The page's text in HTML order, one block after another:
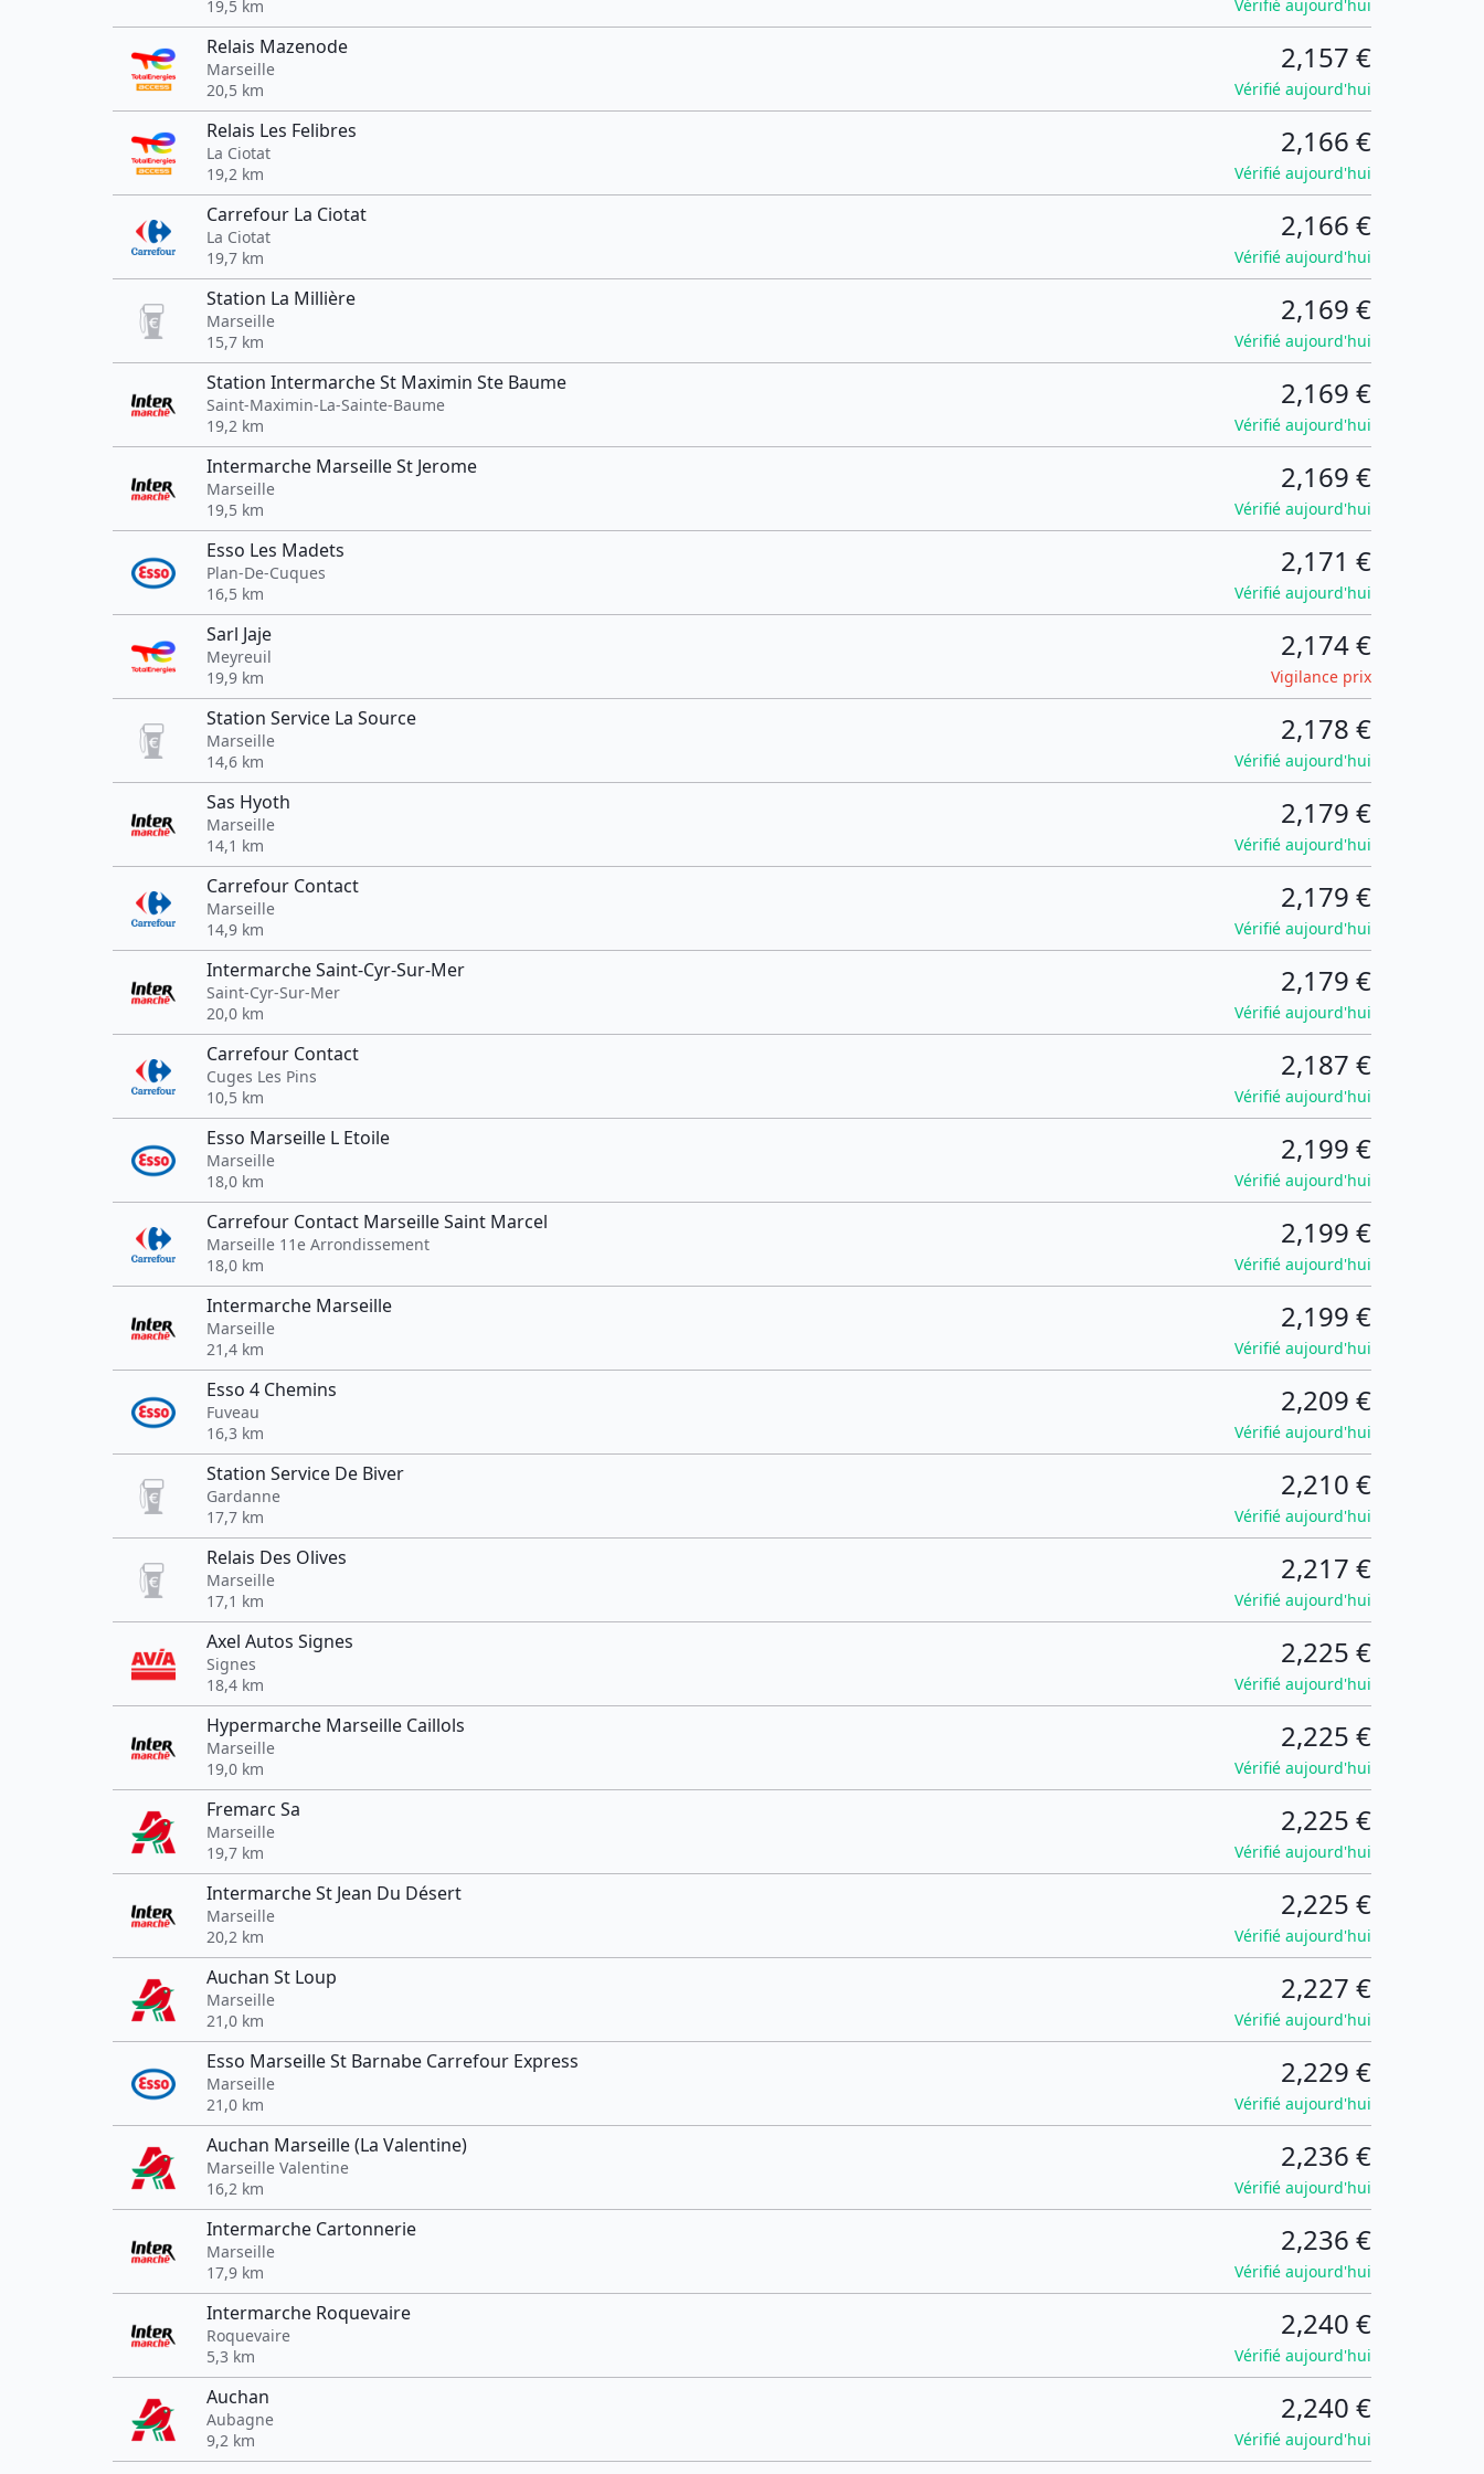
19,5 km Vérifié aujourd'hui
Relais Mazenode
Marseille
20,5 km
2,157 €
Vérifié aujourd'hui
Relais Les Felibres
La Ciotat
19,2 km
2,166 €
Vérifié aujourd'hui
Carrefour La Ciotat
La Ciotat
19,7 km
2,166 €
Vérifié aujourd'hui
Station La Millière
Marseille
15,7 km
2,169 €
Vérifié aujourd'hui
Station Intermarche St Maximin Ste Baume
Saint-Maximin-La-Sainte-Baume
19,2 km
2,169 €
Vérifié aujourd'hui
Intermarche Marseille St Jerome
Marseille
19,5 km
2,169 €
Vérifié aujourd'hui
Esso Les Madets
Plan-De-Cuques
16,5 km
2,171 €
Vérifié aujourd'hui
Sarl Jaje
Meyreuil
19,9 km
2,174 €
Vigilance prix
Station Service La Source
Marseille
14,6 km
2,178 €
Vérifié aujourd'hui
Sas Hyoth
Marseille
14,1 km
2,179 €
Vérifié aujourd'hui
Carrefour Contact
Marseille
14,9 km
2,179 €
Vérifié aujourd'hui
Intermarche Saint-Cyr-Sur-Mer
Saint-Cyr-Sur-Mer
20,0 km
2,179 €
Vérifié aujourd'hui
Carrefour Contact
Cuges Les Pins
10,5 km
2,187 €
Vérifié aujourd'hui
Esso Marseille L Etoile
Marseille
18,0 km
2,199 €
Vérifié aujourd'hui
Carrefour Contact Marseille Saint Marcel
Marseille 11e Arrondissement
18,0 km
2,199 €
Vérifié aujourd'hui
Intermarche Marseille
Marseille
21,4 km
2,199 €
Vérifié aujourd'hui
Esso 4 Chemins
Fuveau
16,3 km
2,209 €
Vérifié aujourd'hui
Station Service De Biver
Gardanne
17,7 km
2,210 €
Vérifié aujourd'hui
Relais Des Olives
Marseille
17,1 km
2,217 €
Vérifié aujourd'hui
Axel Autos Signes
Signes
18,4 km
2,225 €
Vérifié aujourd'hui
Hypermarche Marseille Caillols
Marseille
19,0 km
2,225 €
Vérifié aujourd'hui
Fremarc Sa
Marseille
19,7 km
2,225 €
Vérifié aujourd'hui
Intermarche St Jean Du Désert
Marseille
20,2 km
2,225 €
Vérifié aujourd'hui
Auchan St Loup
Marseille
21,0 km
2,227 €
Vérifié aujourd'hui
Esso Marseille St Barnabe Carrefour Express
Marseille
21,0 km
2,229 €
Vérifié aujourd'hui
Auchan Marseille (La Valentine)
Marseille Valentine
16,2 km
2,236 €
Vérifié aujourd'hui
Intermarche Cartonnerie
Marseille
17,9 km
2,236 €
Vérifié aujourd'hui
Intermarche Roquevaire
Roquevaire
5,3 km
2,240 €
Vérifié aujourd'hui
Auchan
Aubagne
9,2 km
2,240 €
Vérifié aujourd'hui